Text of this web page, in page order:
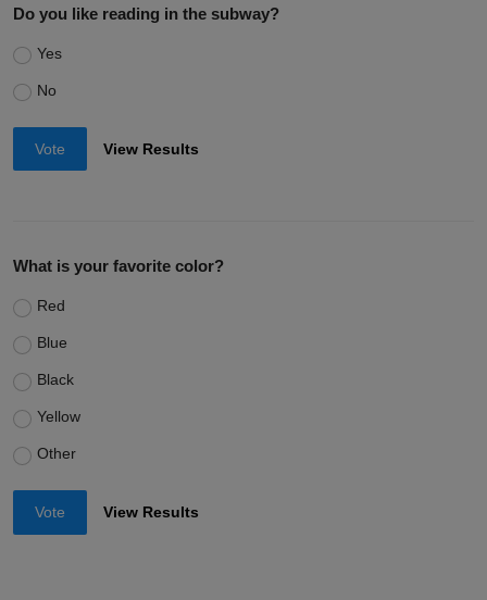
Do you like reading in the subway?
Yes
No
Vote View Results
What is your favorite color?
Red
Blue
Black
Yellow
Other
Vote View Results